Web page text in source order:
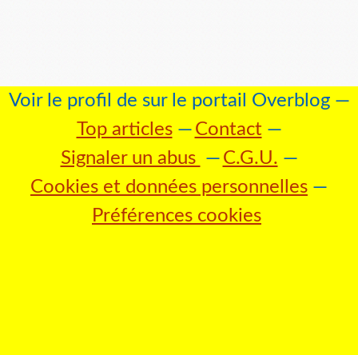
Voir le profil de sur le portail Overblog
Top articles
Contact
Signaler un abus
C.G.U.
Cookies et données personnelles
Préférences cookies